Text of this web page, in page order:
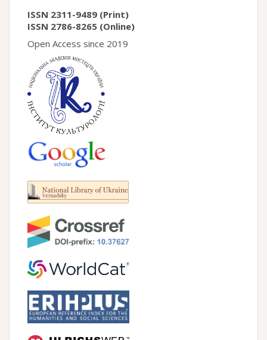
ISSN 2311-9489 (Print)
ISSN 2786-8265 (Online)
Open Access since 2019